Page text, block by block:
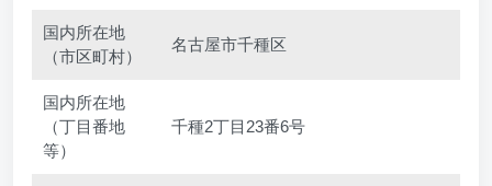
国内所在地
（市区町村）
名古屋市千種区
国内所在地
（丁目番地
等）
千種2丁目23番6号